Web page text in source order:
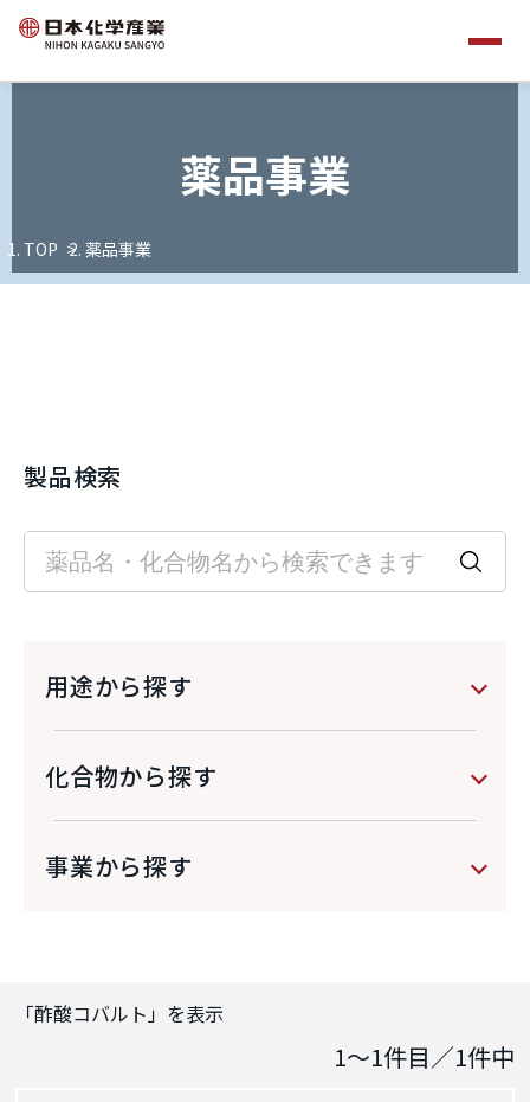
薬品事業
TOP 薬品事業
製品検索
用途から探す
化合物から探す
事業から探す
「酢酸コバルト」を表示
1～1件目／1件中